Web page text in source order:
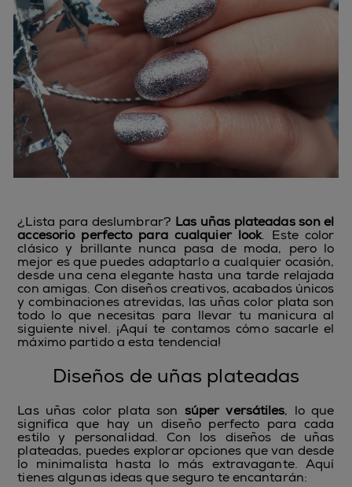
¿Lista para deslumbrar? Las uñas plateadas son el
accesorio perfecto para cualquier look. Este color
clásico y brillante nunca pasa de moda, pero lo
mejor es que puedes adaptarlo a cualquier ocasión,
desde una cena elegante hasta una tarde relajada
con amigas. Con diseños creativos, acabados únicos
y combinaciones atrevidas, las uñas color plata son
todo lo que necesitas para llevar tu manicura al
siguiente nivel. ¡Aquí te contamos cómo sacarle el
máximo partido a esta tendencia!
Diseños de uñas plateadas
Las uñas color plata son súper versátiles, lo que
significa que hay un diseño perfecto para cada
estilo y personalidad. Con los diseños de uñas
plateadas, puedes explorar opciones que van desde
lo minimalista hasta lo más extravagante. Aquí
tienes algunas ideas que seguro te encantarán: